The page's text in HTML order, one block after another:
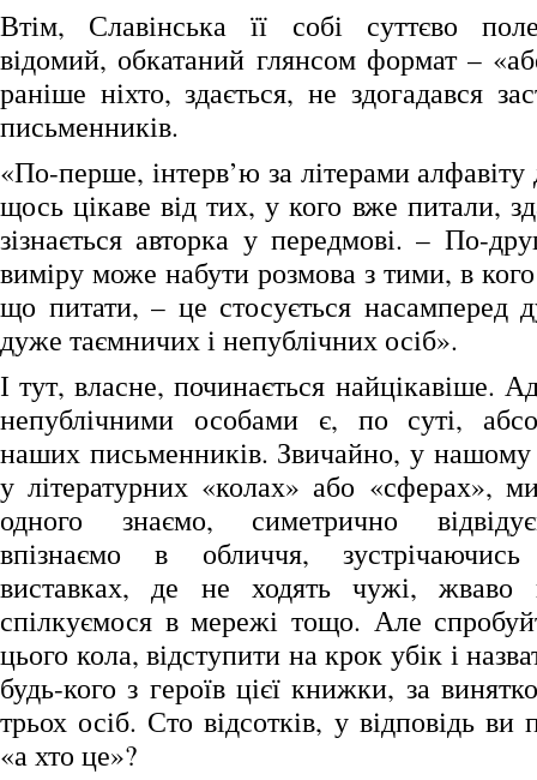
Втім, Славінська її собі суттєво
відомий, обкатаний глянсом формат –
раніше ніхто, здається, не здогадався
письменників.
«По-перше, інтерв’ю за літерами
щось цікаве від тих, у кого вже питали,
зізнається авторка у передмові. – По-
виміру може набути розмова з тими, в
що питати, – це стосується насамперед
дуже таємничих і непублічних осіб».
І тут, власне, починається найцікавіше.
непублічними особами є, по суті,
наших письменників. Звичайно, у нашому
у літературних «колах» або «сферах»,
одного знаємо, симетрично
впізнаємо в обличчя,
виставках, де не ходять чужі, жваво
спілкуємося в мережі тощо. Але
цього кола, відступити на крок убік і
будь-кого з героїв цієї книжки, за
трьох осіб. Сто відсотків, у відповідь ви
«а хто це»?